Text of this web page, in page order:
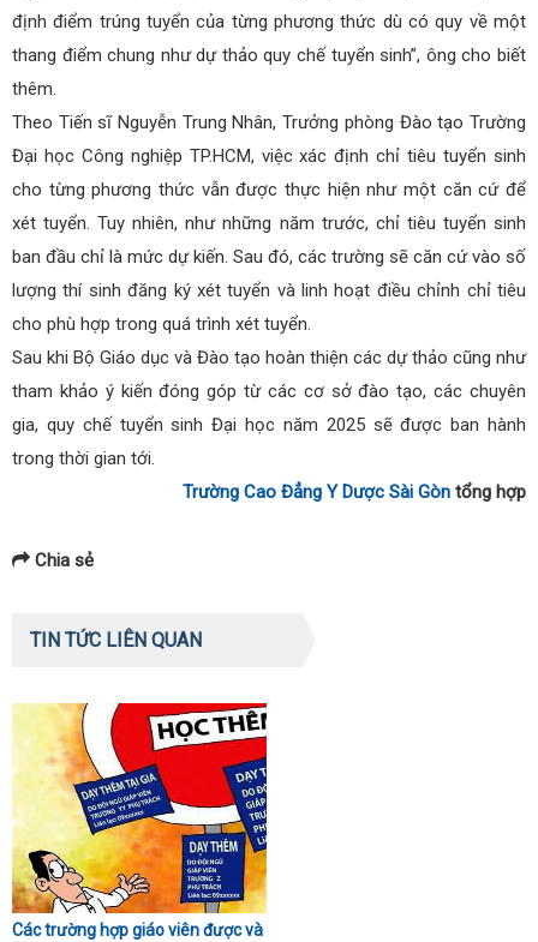
định điểm trúng tuyển của từng phương thức dù có quy về một
thang điểm chung như dự thảo quy chế tuyển sinh”, ông cho biết
thêm.
Theo Tiến sĩ Nguyễn Trung Nhân, Trưởng phòng Đào tạo Trường
Đại học Công nghiệp TP.HCM, việc xác định chỉ tiêu tuyển sinh
cho từng phương thức vẫn được thực hiện như một căn cứ để
xét tuyển. Tuy nhiên, như những năm trước, chỉ tiêu tuyển sinh
ban đầu chỉ là mức dự kiến. Sau đó, các trường sẽ căn cứ vào số
lượng thí sinh đăng ký xét tuyển và linh hoạt điều chỉnh chỉ tiêu
cho phù hợp trong quá trình xét tuyển.
Sau khi Bộ Giáo dục và Đào tạo hoàn thiện các dự thảo cũng như
tham khảo ý kiến đóng góp từ các cơ sở đào tạo, các chuyên
gia, quy chế tuyển sinh Đại học năm 2025 sẽ được ban hành
trong thời gian tới.
Trường Cao Đẳng Y Dược Sài Gòn tổng hợp
Chia sẻ
TIN TỨC LIÊN QUAN
Các trường hợp giáo viên được và